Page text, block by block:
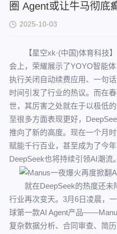
圈 Agent或让牛马彻底
2025-10-03
【星空xk·(中国)体育科技】
会上，荣耀展示了YOYO智能
执行关闭自动续费应用、一句
时间引发了行业的热议。而在
世，其厉害之处就在于以极低
至很多方面表现更好，
推向了新的高度。现在一个月
赋能千行百业，甚至成为了今
DeepSeek也将持续引领AI潮流。
就在DeepSeek的热度还未
行业再次变天。3月6日凌晨，
球第一款AI Agent产品
复杂数据分析、合同审查、简